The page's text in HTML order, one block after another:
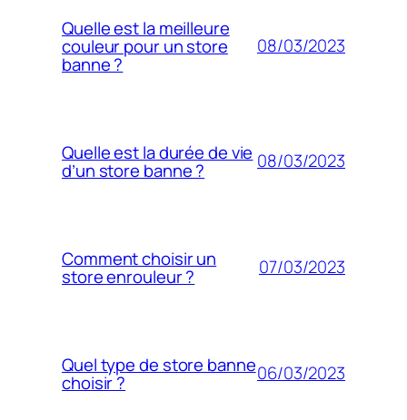
Quelle est la meilleure
couleur pour un store
banne ?
08/03/2023
Quelle est la durée de vie
d’un store banne ? 08/03/2023
Comment choisir un
store enrouleur ? 07/03/2023
Quel type de store banne
choisir ? 06/03/2023